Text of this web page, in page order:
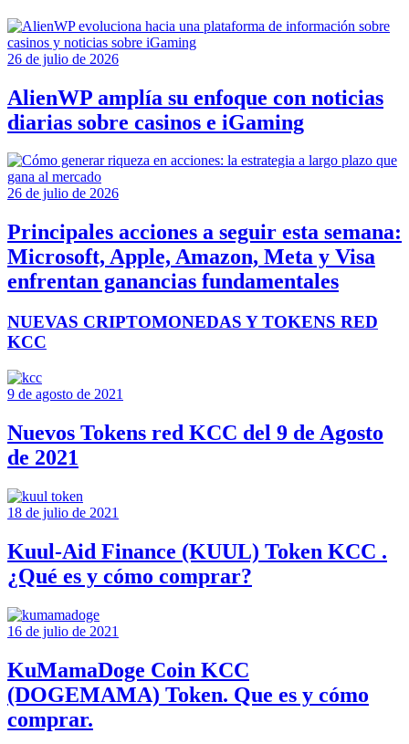
26 de julio de 2026
AlienWP amplía su enfoque con noticias
diarias sobre casinos e iGaming
26 de julio de 2026
Principales acciones a seguir esta semana:
Microsoft, Apple, Amazon, Meta y Visa
enfrentan ganancias fundamentales
NUEVAS CRIPTOMONEDAS Y TOKENS RED
KCC
9 de agosto de 2021
Nuevos Tokens red KCC del 9 de Agosto
de 2021
18 de julio de 2021
Kuul-Aid Finance (KUUL) Token KCC .
¿Qué es y cómo comprar?
16 de julio de 2021
KuMamaDoge Coin KCC
(DOGEMAMA) Token. Que es y cómo
comprar.